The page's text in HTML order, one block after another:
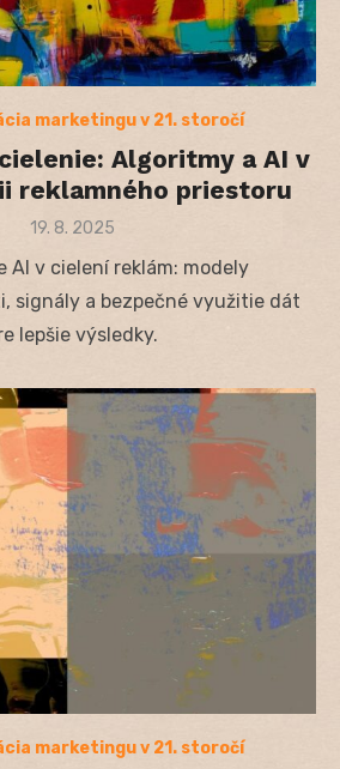
marketingu v 21. storočí
Algoritmy a AI v
reklamného priestoru
Posted
19. 8. 2025
AI v cielení reklám: modely
signály a bezpečné využitie dát
lepšie výsledky.
marketingu v 21. storočí